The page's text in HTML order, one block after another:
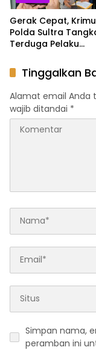
Gerak Cepat,
Polda Sultra
Terduga Pelaku
Kawasan MTQ
Tinggalkan
Alamat email Anda
wajib ditandai *
Simpan nama,
peramban ini